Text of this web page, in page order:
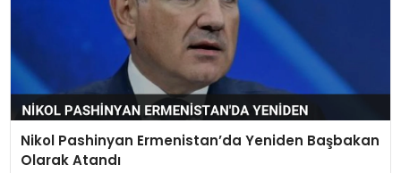
Nikol Pashinyan Ermenistan’da Yeniden Başbakan
Olarak Atandı